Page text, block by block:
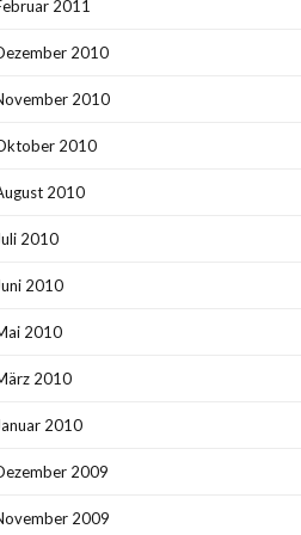
2011
2010
2010
2010
2010
2010
2010
2010
2010
2010
2009
2009